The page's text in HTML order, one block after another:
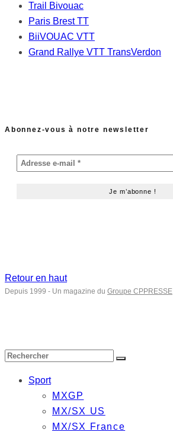
Trail Bivouac
Paris Brest TT
BiiVOUAC VTT
Grand Rallye VTT TransVerdon
Abonnez-vous à notre newsletter
Retour en haut
Depuis 1999 - Un magazine du Groupe CPPRESSE
Sport
MXGP
MX/SX US
MX/SX France